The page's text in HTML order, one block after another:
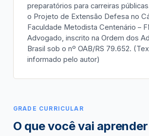
preparatórios para carreiras
o Projeto de Extensão Defesa no
Faculdade Metodista Centenário –
Advogado, inscrito na Ordem dos
Brasil sob o nº OAB/RS 79.652.
informado pelo autor)
GRADE CURRICULAR
O que você vai aprender